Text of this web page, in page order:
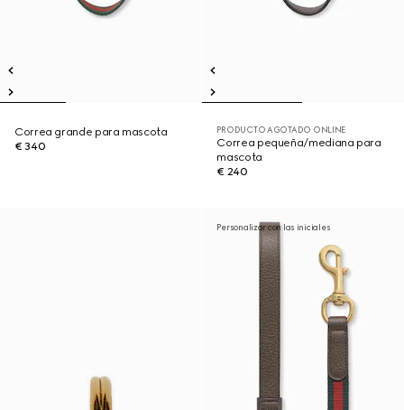
Correa grande para mascota
€ 340
PRODUCTO AGOTADO ONLINE
Correa pequeña/mediana para
mascota
€ 240
Personalizar con las iniciales